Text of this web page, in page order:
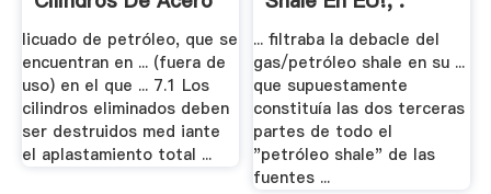
Al .
licuado de petróleo, que se
encuentran en ... (fuera de
uso) en el que ... 7.1 Los
cilindros eliminados deben
ser destruidos med iante
el aplastamiento total ...
... filtraba la debacle del
gas/petróleo shale en su ...
que supuestamente
constituía las dos terceras
partes de todo el
"petróleo shale" de las
fuentes ...